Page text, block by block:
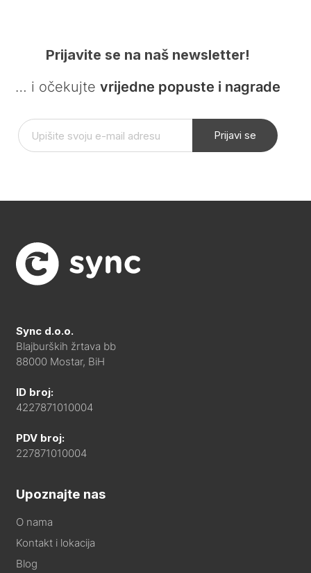
Prijavite se na naš newsletter!
… i očekujte vrijedne popuste i nagrade
Prijavi se
Sync d.o.o.
Blajburških žrtava bb
88000 Mostar, BiH
ID broj:
4227871010004
PDV broj:
227871010004
Upoznajte nas
O nama
Kontakt i lokacija
Blog